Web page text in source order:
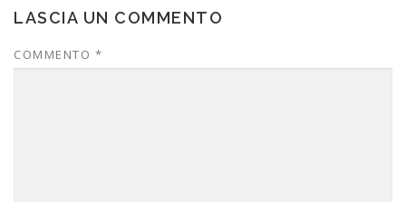
LASCIA UN COMMENTO
COMMENTO *